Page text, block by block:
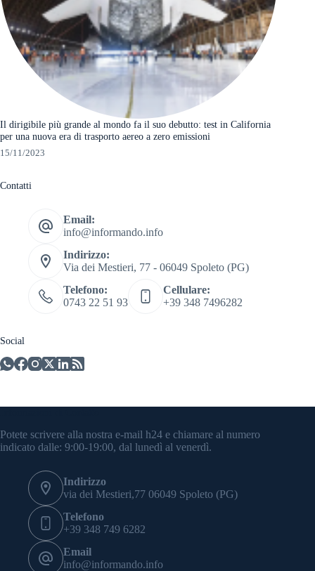
Il dirigibile più grande al mondo fa il suo debutto: test in California
per una nuova era di trasporto aereo a zero emissioni
15/11/2023
Contatti
Email:
info@informando.info
Indirizzo:
Via dei Mestieri, 77 - 06049 Spoleto (PG)
Telefono:
0743 22 51 93
Cellulare:
+39 348 7496282
Social
Potete scrivere alla nostra e-mail h24 e chiamare al numero
indicato dalle: 9:00-19:00, dal lunedì al venerdì.
Indirizzo
via dei Mestieri,77 06049 Spoleto (PG)
Telefono
+39 348 749 6282
Email
info@informando.info